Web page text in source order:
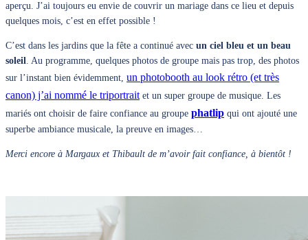
aperçu. J’ai toujours eu envie de couvrir un mariage dans ce lieu et depuis
quelques mois, c’est en effet possible !
C’est dans les jardins que la fête a continué avec un ciel bleu et un beau
soleil. Au programme, quelques photos de groupe mais pas trop, des photos
sur l’instant bien évidemment, un photobooth au look rétro (et très
canon) j’ai nommé le triportraitet un super groupe de musique. Les
mariés ont choisir de faire confiance au groupe phatlip qui ont ajouté une
superbe ambiance musicale, la preuve en images…
Merci encore à Margaux et Thibault de m’avoir fait confiance, à bientôt !